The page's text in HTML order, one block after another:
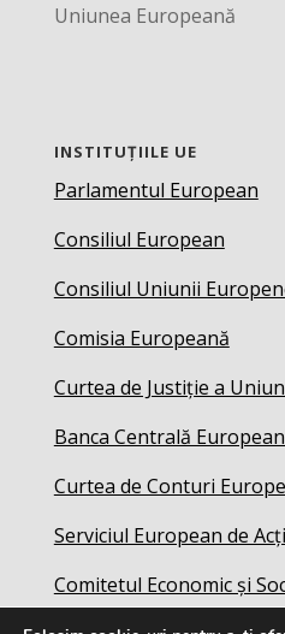
Uniunea Europeană
INSTITUȚIILE UE
Parlamentul European
Consiliul European
Consiliul Uniunii
Comisia Europeană
Curtea de Justiție a
Banca Centrală
Curtea de Conturi
Serviciul European de
Comitetul Economic și